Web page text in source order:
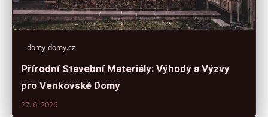
domy-domy.cz
Přírodní Stavební Materiály: Výhody a Výzvy
pro Venkovské Domy
27. 6. 2026